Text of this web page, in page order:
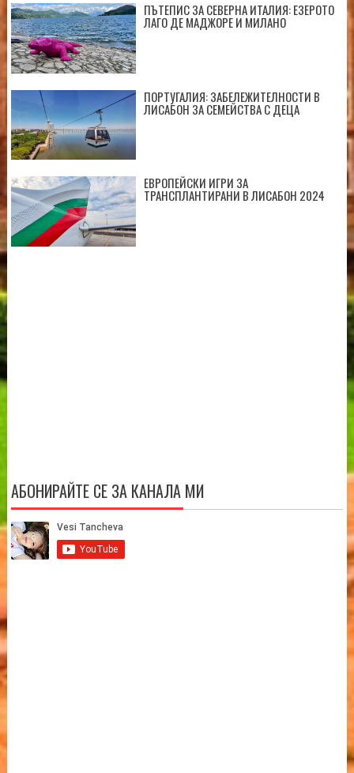
ПЪТЕПИС ЗА СЕВЕРНА ИТАЛИЯ: ЕЗЕРОТО
ЛАГО ДЕ МАДЖОРЕ И МИЛАНО
ПОРТУГАЛИЯ: ЗАБЕЛЕЖИТЕЛНОСТИ В
ЛИСАБОН ЗА СЕМЕЙСТВА С ДЕЦА
ЕВРОПЕЙСКИ ИГРИ ЗА
ТРАНСПЛАНТИРАНИ В ЛИСАБОН 2024
АБОНИРАЙТЕ СЕ ЗА КАНАЛА МИ